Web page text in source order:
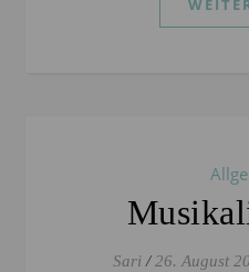
Sari / 26. August